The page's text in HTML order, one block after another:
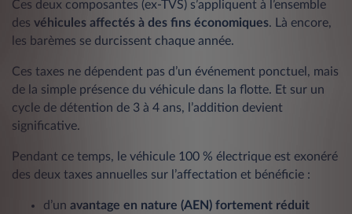
Ces deux composantes (ex-TVS) s’appliquent à l’ensemble
des véhicules affectés à des fins économiques. Là encore,
les barèmes se durcissent chaque année.
Ces taxes ne dépendent pas d’un événement ponctuel, mais
de la simple présence du véhicule dans la flotte. Et sur un
cycle de détention de 3 à 4 ans, l’addition devient
significative.
Pendant ce temps, le véhicule 100 % électrique est exonéré
des deux taxes annuelles sur l’affectation et bénéficie :
d’un avantage en nature (AEN) fortement réduit